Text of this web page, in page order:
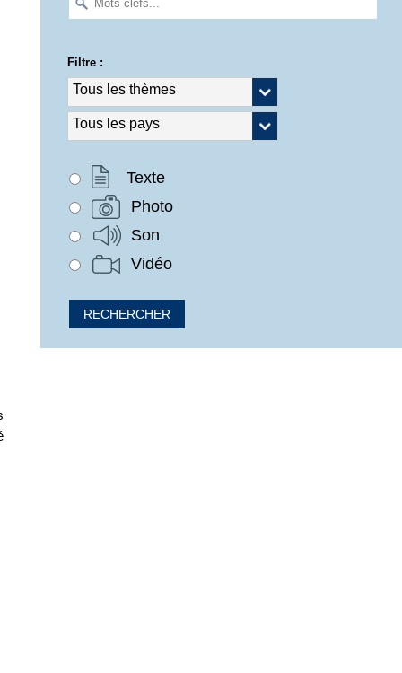
Filtre :
Texte
Photo
Son
Vidéo